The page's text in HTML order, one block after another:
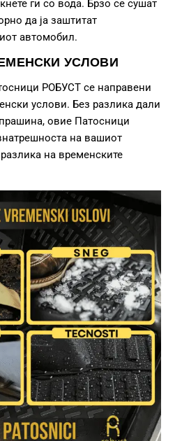
ги со вода. Брзо се сушат
да ја заштитат
автомобил.
УСЛОВИ
РОБУСТ се направени
услови. Без разлика дали
овие Патосници
на вашиот
на временските